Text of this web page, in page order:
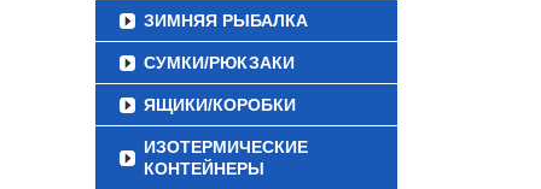
ЗИМНЯЯ РЫБАЛКА
СУМКИ/РЮКЗАКИ
ЯЩИКИ/КОРОБКИ
ИЗОТЕРМИЧЕСКИЕ
КОНТЕЙНЕРЫ